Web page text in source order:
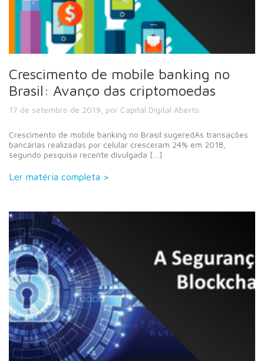
Crescimento de mobile banking no
Brasil: Avanço das criptomoedas
17 de setembro de 2019, por Capital Digital Aberto
Crescimento de mobile banking no Brasil sugeredAs transações
bancárias realizadas por celular cresceram 24% em 2018,
segundo pesquisa recente divulgada […]
Ler matéria completa >